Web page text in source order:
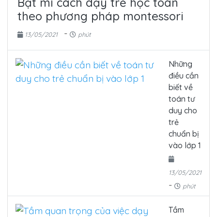
theo phương pháp montessori
13/05/2021 - phút
Những
điều cần
biết về
toán tư
duy cho
trẻ
chuẩn bị
vào lớp 1
13/05/2021
- phút
Tầm